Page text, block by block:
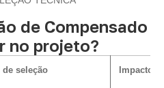
de Compensado
no projeto?
seleção Impacto